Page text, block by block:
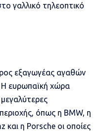
γαλλικό τηλεοπτικό
εξαγωγέας αγαθών
Η ευρωπαϊκή χώρα
μεγαλύτερες
όπως η BMW, η
και η Porsche οι οποίες